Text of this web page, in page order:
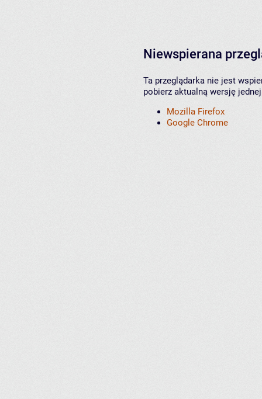
Niewspierana
Ta przeglądarka nie jest
pobierz aktualną wersję
Mozilla Firefox
Google Chrome